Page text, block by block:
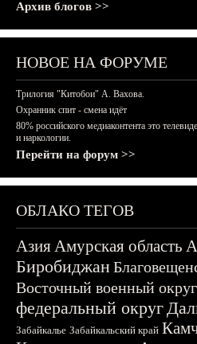
Архив блогов >>
НОВОЕ НА ФОРУМЕ
Трилогия "Китобои" А. Вахова.
Охранник спит - смена идёт
80% российского медиаконтента это
и наркологии.
Перейти на форум >>
ОБЛАКО ТЕГОВ
АзияАмурская область
Биробиджан
Восточный военный округ
федеральный округ
Забайкалье Забайкальский край